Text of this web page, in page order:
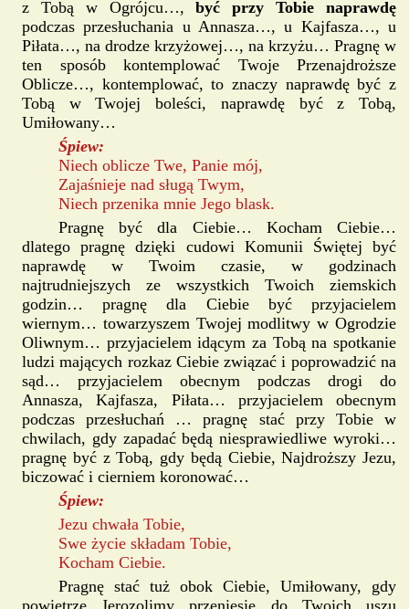
z Tobą w Ogrójcu…,być przy Tobie naprawdę
podczas przesłuchania u Annasza…, u Kajfasza…, u
Piłata…, na drodze krzyżowej…, na krzyżu… Pragnę w
ten sposób kontemplować Twoje Przenajdroższe
Oblicze…, kontemplować, to znaczy naprawdę być z
Tobą w Twojej boleści, naprawdę być z Tobą,
Umiłowany…
Śpiew:
Niech oblicze Twe, Panie mój,
Zajaśnieje nad sługą Twym,
Niech przenika mnie Jego blask.
Pragnę być dla Ciebie… Kocham Ciebie…
dlatego pragnę dzięki cudowi Komunii Świętej być
naprawdę w Twoim czasie, w godzinach
najtrudniejszych ze wszystkich Twoich ziemskich
godzin… pragnę dla Ciebie być przyjacielem
wiernym… towarzyszem Twojej modlitwy w Ogrodzie
Oliwnym… przyjacielem idącym za Tobą na spotkanie
ludzi mających rozkaz Ciebie związać i poprowadzić na
sąd… przyjacielem obecnym podczas drogi do
Annasza, Kajfasza, Piłata… przyjacielem obecnym
podczas przesłuchań … pragnę stać przy Tobie w
chwilach, gdy zapadać będą niesprawiedliwe wyroki…
pragnę być z Tobą, gdy będą Ciebie, Najdroższy Jezu,
biczować i cierniem koronować…
Śpiew:
Jezu chwała Tobie,
Swe życie składam Tobie,
Kocham Ciebie.
Pragnę stać tuż obok Ciebie, Umiłowany, gdy
powietrze Jerozolimy przeniesie do Twoich uszu